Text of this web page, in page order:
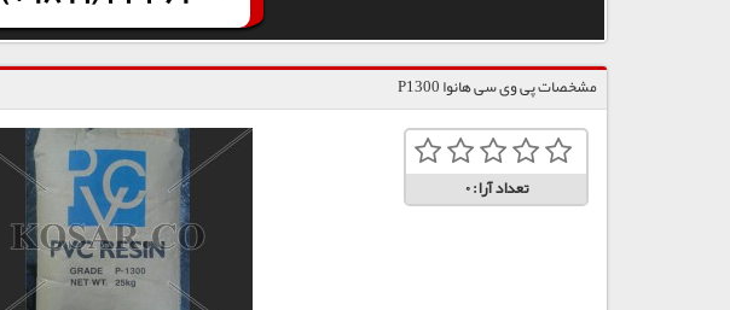
مشخصات پی وی سی هانوا P1300
تعداد آرا:0